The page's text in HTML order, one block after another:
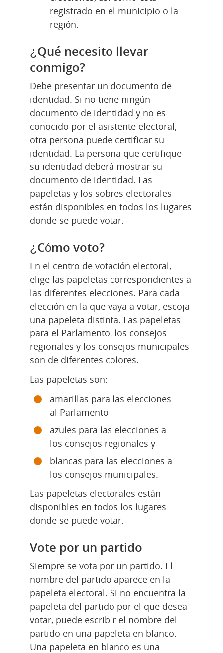
registrado en el municipio o la
región.
¿Qué necesito llevar
conmigo?
Debe presentar un documento de
identidad. Si no tiene ningún
documento de identidad y no es
conocido por el asistente electoral,
otra persona puede certificar su
identidad. La persona que certifique
su identidad deberá mostrar su
documento de identidad. Las
papeletas y los sobres electorales
están disponibles en todos los lugares
donde se puede votar.
¿Cómo voto?
En el centro de votación electoral,
elige las papeletas correspondientes a
las diferentes elecciones. Para cada
elección en la que vaya a votar, escoja
una papeleta distinta. Las papeletas
para el Parlamento, los consejos
regionales y los consejos municipales
son de diferentes colores.
Las papeletas son:
amarillas para las elecciones
al Parlamento
azules para las elecciones a
los consejos regionales y
blancas para las elecciones a
los consejos municipales.
Las papeletas electorales están
disponibles en todos los lugares
donde se puede votar.
Vote por un partido
Siempre se vota por un partido. El
nombre del partido aparece en la
papeleta electoral. Si no encuentra la
papeleta del partido por el que desea
votar, puede escribir el nombre del
partido en una papeleta en blanco.
Una papeleta en blanco es una